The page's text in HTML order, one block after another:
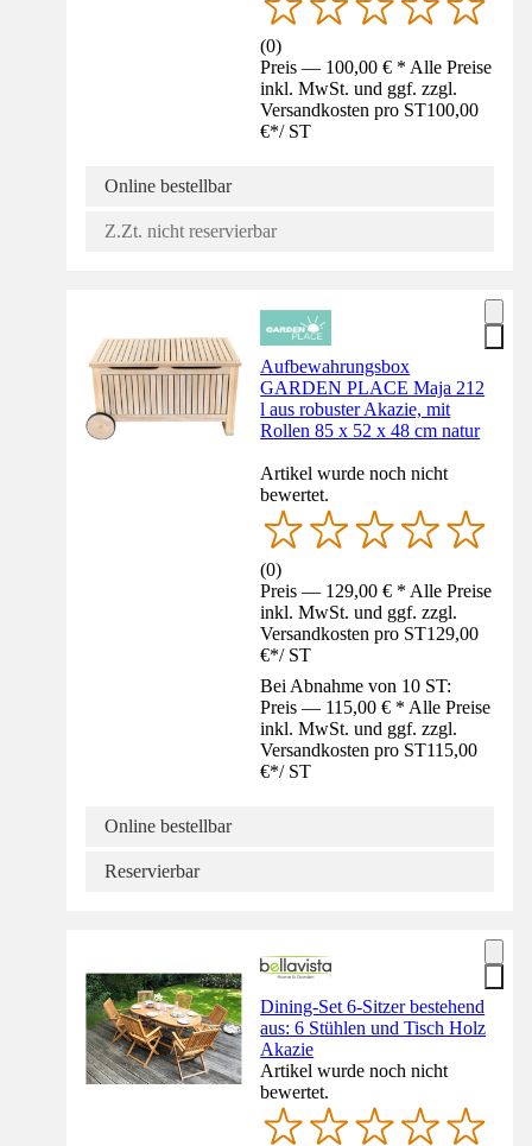
(0)
Preis — 100,00 € * Alle Preise
inkl. MwSt. und ggf. zzgl.
Versandkosten pro ST100,00
€*/ ST
Online bestellbar
Z.Zt. nicht reservierbar
Aufbewahrungsbox
GARDEN PLACE Maja 212
l aus robuster Akazie, mit
Rollen 85 x 52 x 48 cm natur
Artikel wurde noch nicht
bewertet.
(0)
Preis — 129,00 € * Alle Preise
inkl. MwSt. und ggf. zzgl.
Versandkosten pro ST129,00
€*/ ST
Bei Abnahme von 10 ST:
Preis — 115,00 € * Alle Preise
inkl. MwSt. und ggf. zzgl.
Versandkosten pro ST115,00
€*/ ST
Online bestellbar
Reservierbar
Dining-Set 6-Sitzer bestehend
aus: 6 Stühlen und Tisch Holz
Akazie
Artikel wurde noch nicht
bewertet.